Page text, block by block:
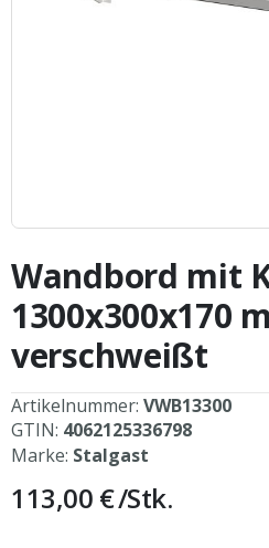
Anfang
der
Bildergalerie
springen
Wandbord mit
1300x300x170
verschweißt
Artikelnummer: VWB13300
GTIN: 4062125336798
Marke: Stalgast
113,00 €/Stk.